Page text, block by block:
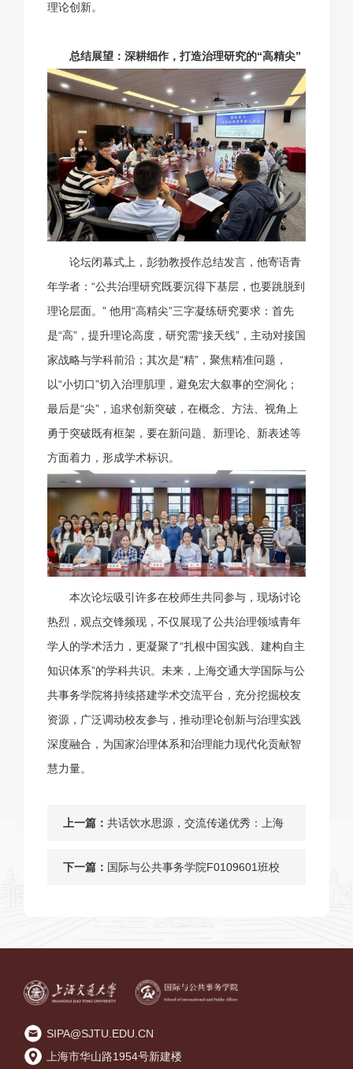
理论创新。
总结展望：深耕细作，打造治理研究的“高精尖”
论坛闭幕式上，彭勃教授作总结发言，他寄语青
年学者：“公共治理研究既要沉得下基层，也要跳脱到
理论层面。” 他用“高精尖”三字凝练研究要求：首先
是“高”，提升理论高度，研究需“接天线”，主动对接国
家战略与学科前沿；其次是“精”，聚焦精准问题，
以“小切口”切入治理肌理，避免宏大叙事的空洞化；
最后是“尖”，追求创新突破，在概念、方法、视角上
勇于突破既有框架，要在新问题、新理论、新表述等
方面着力，形成学术标识。
本次论坛吸引许多在校师生共同参与，现场讨论
热烈，观点交锋频现，不仅展现了公共治理领域青年
学人的学术活力，更凝聚了“扎根中国实践、建构自主
知识体系”的学科共识。未来，上海交通大学国际与公
共事务学院将持续搭建学术交流平台，充分挖掘校友
资源，广泛调动校友参与，推动理论创新与治理实践
深度融合，为国家治理体系和治理能力现代化贡献智
慧力量。
上一篇： 共话饮水思源，交流传递优秀：上海
交大国务学院学生实践团与北京校友
下一篇： 国际与公共事务学院F0109601班校
SIPA@SJTU.EDU.CN
上海市华山路1954号新建楼